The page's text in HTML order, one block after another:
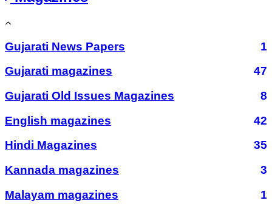
Gujarati News Papers
1
Gujarati magazines
47
Gujarati Old Issues Magazines
8
English magazines
42
Hindi Magazines
35
Kannada magazines
3
Malayam magazines
1